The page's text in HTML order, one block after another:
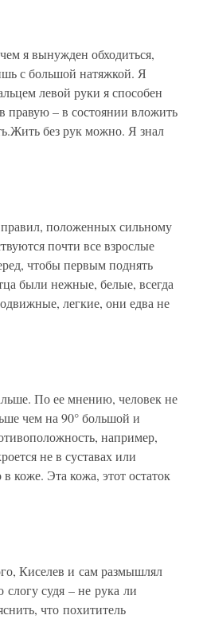
я вынужден обходиться,
с большой натяжкой. Я
левой руки я способен
правую – в состоянии вложить
без рук можно. Я знал
положенных сильному
почти все взрослые
чтобы первым поднять
были нежные, белые, всегда
легкие, они едва не
По ее мнению, человек не
чем на 90° большой и
например,
не в суставах или
коже. Эта кожа, этот остаток
Киселев и сам размышлял
судя – не рука ли
что похититель